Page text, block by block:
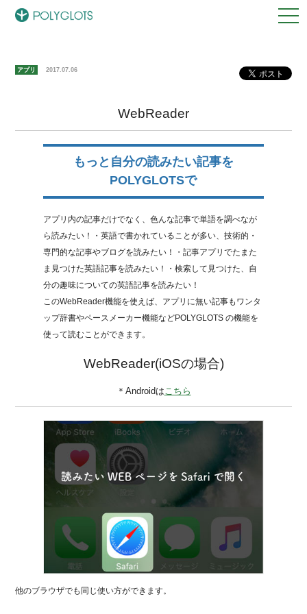
アプリ 2017.07.06
WebReader
もっと自分の読みたい記事を
POLYGLOTSで
アプリ内の記事だけでなく、色んな記事で単語を調べなが
ら読みたい！・英語で書かれていることが多い、技術的・
専門的な記事やブログを読みたい！・記事アプリでたまた
ま見つけた英語記事を読みたい！・検索して見つけた、自
分の趣味についての英語記事を読みたい！
このWebReader機能を使えば、アプリに無い記事もワンタ
ップ辞書やペースメーカー機能などPOLYGLOTS の機能を
使って読むことができます。
WebReader(iOSの場合)
＊Androidはこちら
他のブラウザでも同じ使い方ができます。